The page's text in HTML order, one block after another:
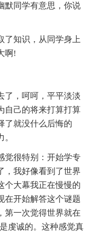
默同学有意思，你说
知识，从同学身上
啊!
，呵呵，平平淡淡
自己的将来打算打算
了就没什么后悔的
很特别：开始学专
，我好像看到了世界
个大幕我正在慢慢的
在开始解答这个谜题
第一次觉得世界就在
虔诚的。这种感觉真